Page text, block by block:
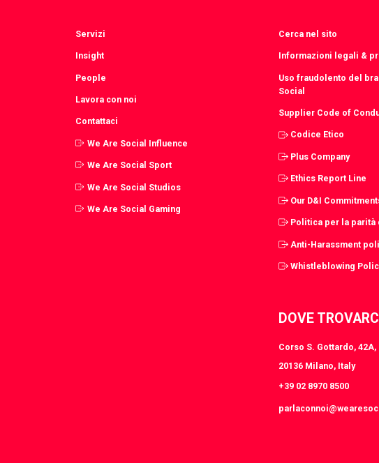
Servizi
Insight
People
Lavora con noi
Contattaci
We Are Social Influence
We Are Social Sport
We Are Social Studios
We Are Social Gaming
Cerca nel sito
Informazioni legali &
Uso fraudolento del
Social
Supplier Code of
Codice Etico
Plus Company
Ethics Report Line
Our D&I
Politica per la parità
Anti-Harassment
Whistleblowing
DOVE TROVARCI
Corso S. Gottardo, 42A,
20136 Milano, Italy
+39 02 8970 8500